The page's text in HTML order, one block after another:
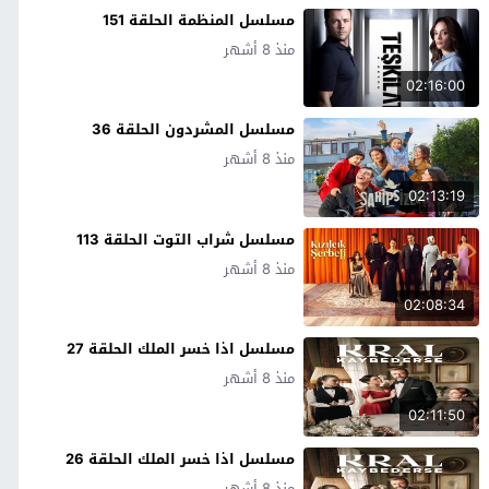
02:16:00
مسلسل المنظمة الحلقة 151
منذ 8 أشهر
02:13:19
مسلسل المشردون الحلقة 36
منذ 8 أشهر
02:08:34
مسلسل شراب التوت الحلقة 113
منذ 8 أشهر
02:11:50
مسلسل اذا خسر الملك الحلقة 27
منذ 8 أشهر
مسلسل اذا خسر الملك الحلقة 26